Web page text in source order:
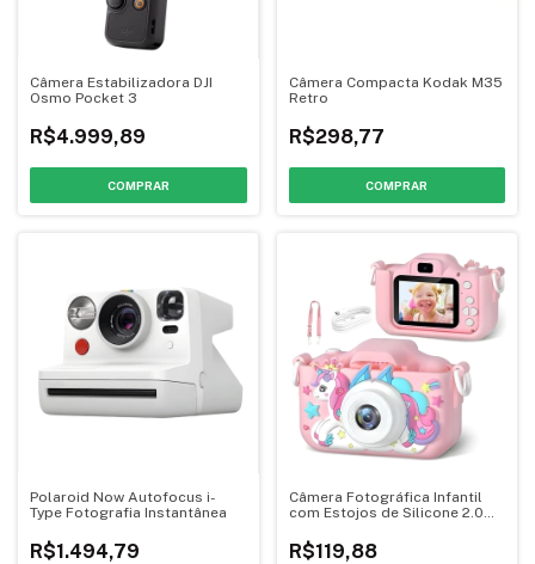
Câmera Estabilizadora DJI
Osmo Pocket 3
R$4.999,89
Câmera Compacta Kodak M35
Retro
R$298,77
COMPRAR
Polaroid Now Autofocus i-
Type Fotografia Instantânea
R$1.494,79
Câmera Fotográfica Infantil
com Estojos de Silicone 2.0
R$119,88